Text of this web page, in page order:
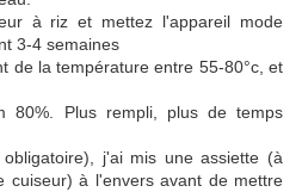
à riz et mettez l'appareil mode
3-4 semaines
de la température entre 55-80°c, et
80%. Plus rempli, plus de temps
j'ai mis une assiette (à
cuiseur) à l'envers avant de mettre